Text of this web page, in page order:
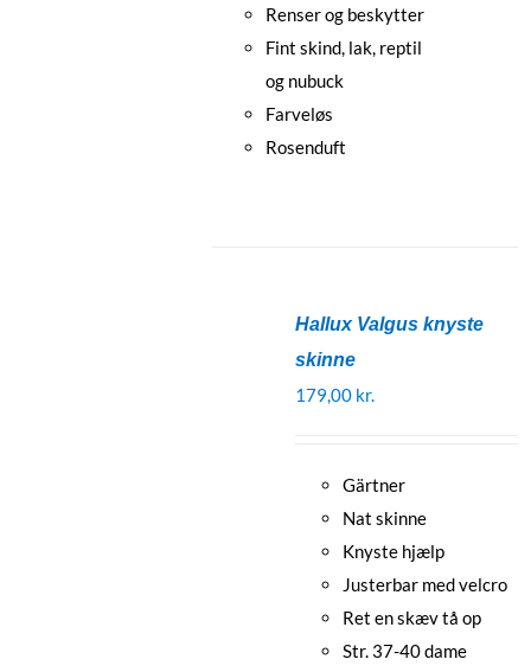
Renser og beskytter
Fint skind, lak, reptil
og nubuck
Farveløs
Rosenduft
Hallux Valgus knyste
skinne
179,00 kr.
Gärtner
Nat skinne
Knyste hjælp
Justerbar med velcro
Ret en skæv tå op
Str. 37-40 dame